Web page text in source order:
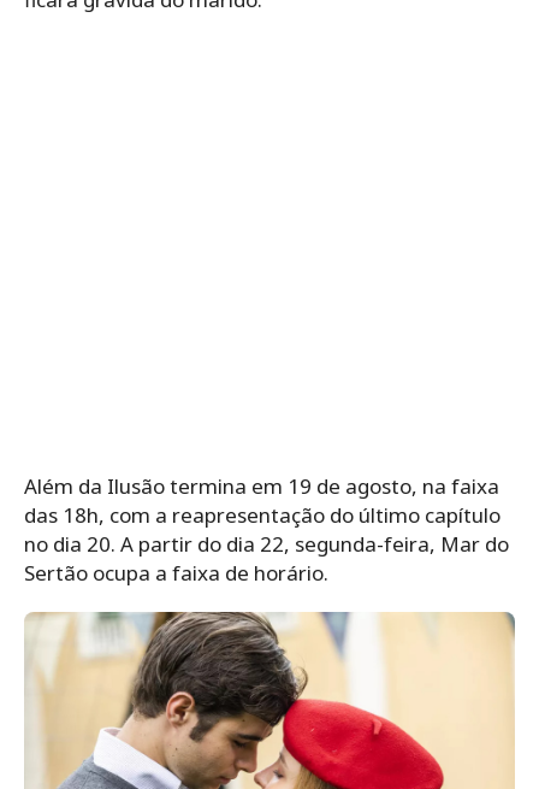
Além da Ilusão termina em 19 de agosto, na faixa
das 18h, com a reapresentação do último capítulo
no dia 20. A partir do dia 22, segunda-feira, Mar do
Sertão ocupa a faixa de horário.